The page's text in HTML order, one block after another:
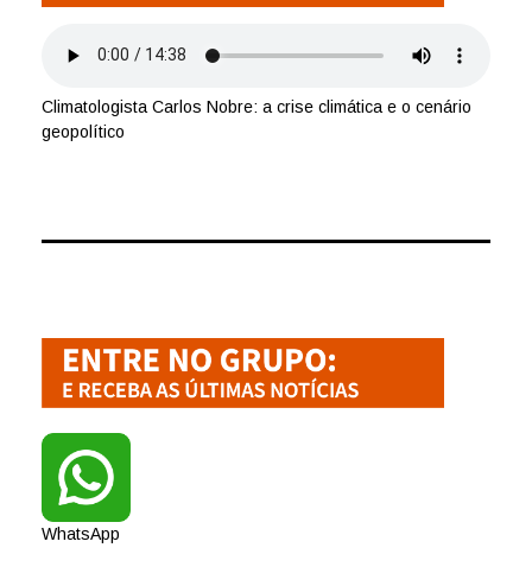
Climatologista Carlos Nobre: a crise climática e o cenário
geopolítico
WhatsApp